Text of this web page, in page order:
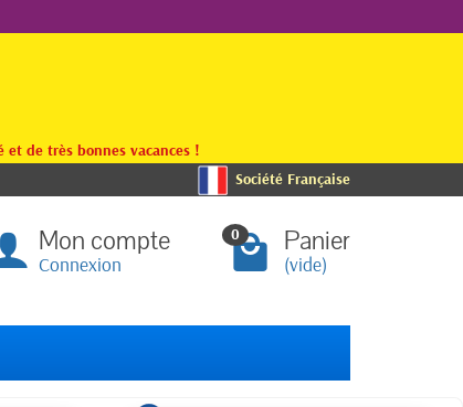
de très bonnes vacances !
Société Française
Mon compte
Connexion
0 Panier
(vide)